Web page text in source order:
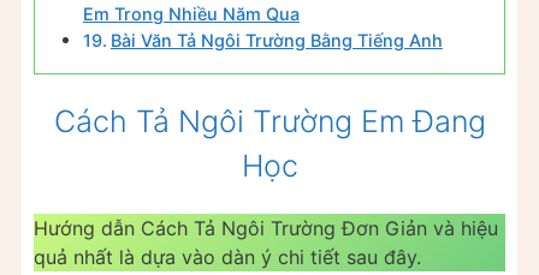
Em Trong Nhiều Năm Qua
Bài Văn Tả Ngôi Trường Bằng Tiếng Anh
Cách Tả Ngôi Trường Em Đang
Học
Hướng dẫn Cách Tả Ngôi Trường Đơn Giản và hiệu
quả nhất là dựa vào dàn ý chi tiết sau đây.